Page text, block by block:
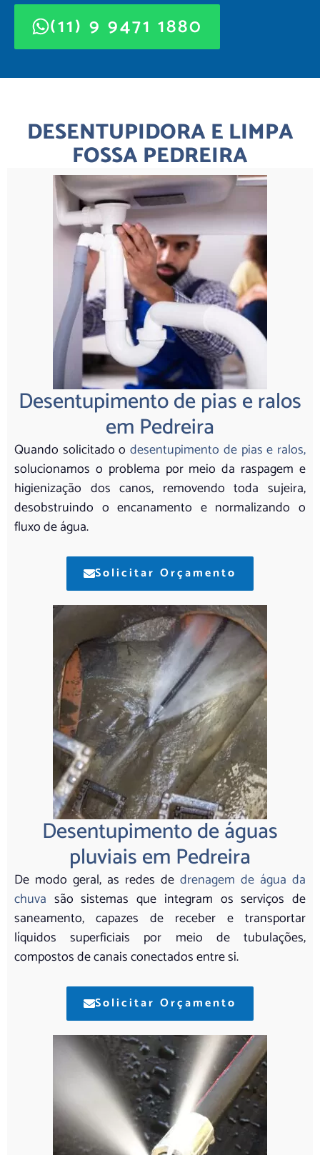
(11) 9 9471 1880
DESENTUPIDORA E LIMPA
FOSSA PEDREIRA
Desentupimento de pias e ralos
em Pedreira
Quando solicitado odesentupimento de pias e ralos,
solucionamos o problema por meio da raspagem e
higienização dos canos, removendo toda sujeira,
desobstruindo o encanamento e normalizando o
fluxo de água.
Solicitar Orçamento
Desentupimento de águas
pluviais em Pedreira
De modo geral, as redes de drenagem de água da
chuva são sistemas que integram os serviços de
saneamento, capazes de receber e transportar
líquidos superficiais por meio de tubulações,
compostos de canais conectados entre si.
Solicitar Orçamento